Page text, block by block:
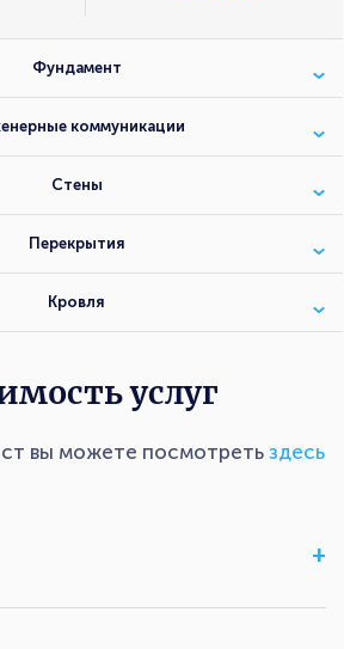
Фундамент
коммуникации
Стены
Перекрытия
Кровля
услуг
вы можете посмотреть здесь